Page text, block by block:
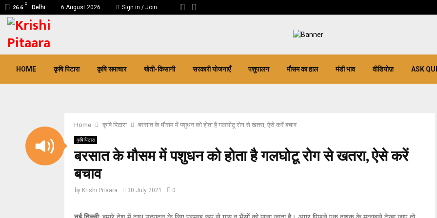
26.6
C
Delhi 6 August 2026 Sign in / Join
HOME कृषि पिटारा कृषि समाचार खेती-किसानी सरकारी योजनाएँ पशुपालन मौसम का हाल मंडी भाव वीडियोज़ ASK
Home कृषि पिटारा बरसात के मौसम में पशुधन को होता है गलघोटू रोग से खतरा, ऐसे करें बचाव
कृषि पिटारा
बरसात के मौसम में पशुधन को होता है गलघोटू रोग से खतरा, ऐसे करें
बचाव
by Krishi Pitaara 30 July 2021 0